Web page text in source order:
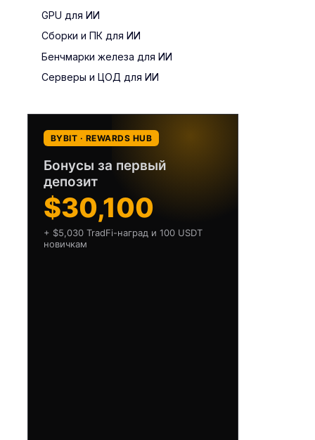
GPU для ИИ
Сборки и ПК для ИИ
Бенчмарки железа для ИИ
Серверы и ЦОД для ИИ
BYBIT · REWARDS HUB
Бонусы за первый
депозит
$30,100
+ $5,030 TradFi-наград и 100 USDT
новичкам